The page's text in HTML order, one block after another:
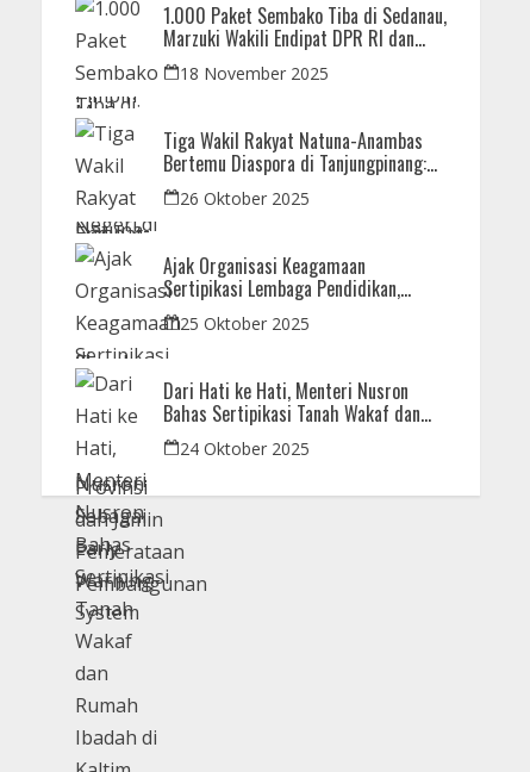
1.000 Paket Sembako Tiba di Sedanau,
Marzuki Wakili Endipat DPR RI dan
Iman Sutiawan Kawal Reses di Natuna
18 November 2025
Tiga Wakil Rakyat Natuna-Anambas
Bertemu Diaspora di Tanjungpinang:
Dorong Pemekaran Provinsi dan Jamin
Pemerataan Pembangunan
26 Oktober 2025
Ajak Organisasi Keagamaan
Sertipikasi Lembaga Pendidikan,
Menteri Nusron: Sebagai Early Warning
System
25 Oktober 2025
Dari Hati ke Hati, Menteri Nusron
Bahas Sertipikasi Tanah Wakaf dan
Rumah Ibadah di Kaltim
24 Oktober 2025